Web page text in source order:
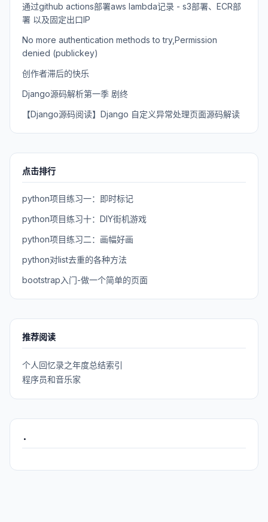
通过github actions部署aws lambda记录 - s3部署、ECR部
署 以及固定出口IP
No more authentication methods to try,Permission
denied (publickey)
创作者滞后的快乐
Django源码解析第一季 剧终
【Django源码阅读】Django 自定义异常处理页面源码解读
点击排行
python项目练习一：即时标记
python项目练习十：DIY街机游戏
python项目练习二：画幅好画
python对list去重的各种方法
bootstrap入门-做一个简单的页面
推荐阅读
个人回忆录之年度总结索引
程序员和音乐家
.